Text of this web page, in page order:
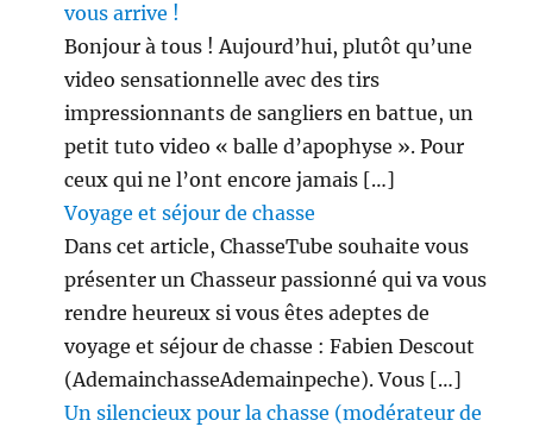
vous arrive !
Bonjour à tous ! Aujourd’hui, plutôt qu’une
video sensationnelle avec des tirs
impressionnants de sangliers en battue, un
petit tuto video « balle d’apophyse ». Pour
ceux qui ne l’ont encore jamais […]
Voyage et séjour de chasse
Dans cet article, ChasseTube souhaite vous
présenter un Chasseur passionné qui va vous
rendre heureux si vous êtes adeptes de
voyage et séjour de chasse : Fabien Descout
(AdemainchasseAdemainpeche). Vous […]
Un silencieux pour la chasse (modérateur de